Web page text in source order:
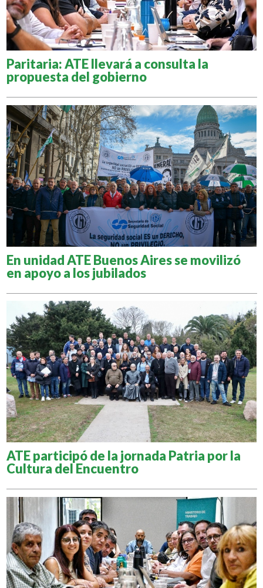
Paritaria: ATE llevará a consulta la
propuesta del gobierno
En unidad ATE Buenos Aires se movilizó
en apoyo a los jubilados
ATE participó de la jornada Patria por la
Cultura del Encuentro